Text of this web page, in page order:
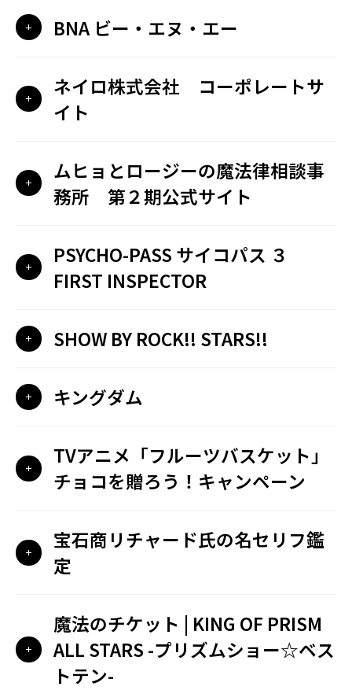
BNA ビー・エヌ・エー
ネイロ株式会社 コーポレートサ
イト
ムヒョとロージーの魔法律相談事
務所 第２期公式サイト
PSYCHO-PASS サイコパス ３
FIRST INSPECTOR
SHOW BY ROCK!! STARS!!
キングダム
TVアニメ「フルーツバスケット」
チョコを贈ろう！キャンペーン
宝石商リチャード氏の名セリフ鑑
定
魔法のチケット | KING OF PRISM
ALL STARS -プリズムショー☆ベス
トテン-